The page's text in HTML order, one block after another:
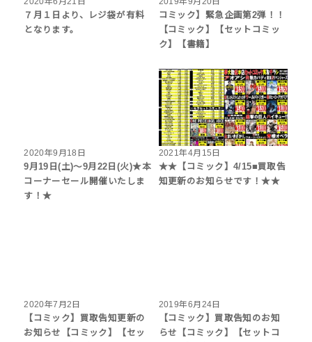
７月１日より、レジ袋が有料
となります。
コミック】緊急企画第2弾！！
【コミック】【セットコミッ
ク】【書籍】
2020年9月18日
9月19日(土)～9月22日(火)★本
コーナーセール開催いたしま
す！★
2021年4月15日
★★【コミック】4/15■買取告
知更新のお知らせです！★★
2020年7月2日
【コミック】買取告知更新の
お知らせ【コミック】【セッ
2019年6月24日
【コミック】買取告知のお知
らせ【コミック】【セットコ